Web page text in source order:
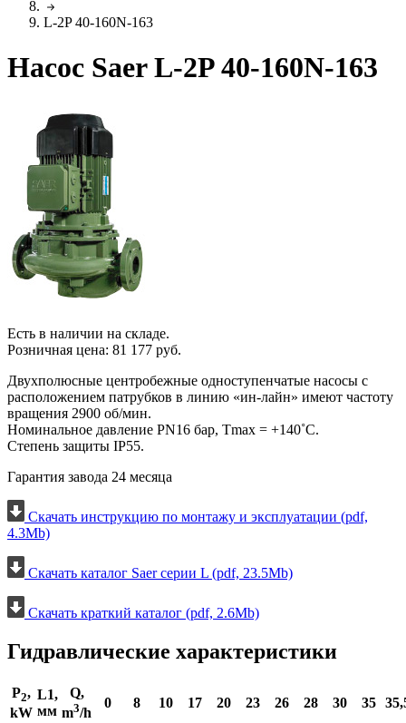
L-2P 40-160N-163
Насос Saer L-2P 40-160N-163
Есть в наличии на складе.
Розничная цена: 81 177 руб.
Двухполюсные центробежные одноступенчатые насосы с
расположением патрубков в линию «ин-лайн» имеют частоту
вращения 2900 об/мин.
Номинальное давление PN16 бар, Тmax = +140˚С.
Степень защиты IP55.
Гарантия завода 24 месяца
Скачать инструкцию по монтажу и эксплуатации (pdf,
4.3Mb)
Скачать каталог Saer серии L (pdf, 23.5Mb)
Скачать краткий каталог (pdf, 2.6Mb)
Гидравлические характеристики
P2,
kW
L1,
мм
Q,
m3/h
0 8 10 17 20 23 26 28 30 35